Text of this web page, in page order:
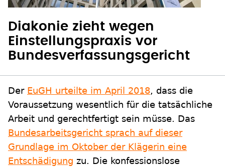
Diakonie zieht wegen
Einstellungspraxis vor
Bundesverfassungsgericht
Der EuGH urteilte im April 2018, dass die
Voraussetzung wesentlich für die tatsächliche
Arbeit und gerechtfertigt sein müsse. Das
Bundesarbeitsgericht sprach auf dieser
Grundlage im Oktober der Klägerin eine
Entschädigung zu. Die konfessionslose